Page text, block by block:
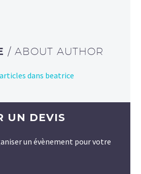
/ ABOUT AUTHOR
dans beatrice
UN DEVIS
un évènement pour votre